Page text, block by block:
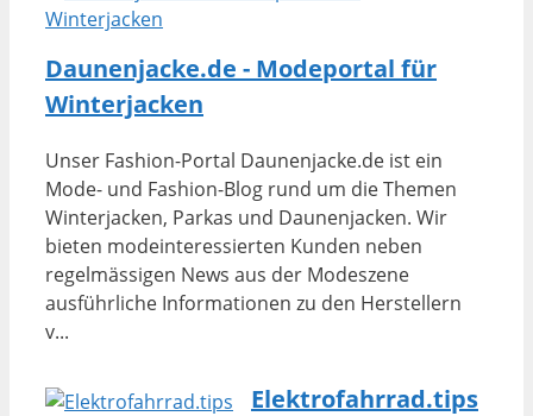
Daunenjacke.de - Modeportal für
Winterjacken
Unser Fashion-Portal Daunenjacke.de ist ein
Mode- und Fashion-Blog rund um die Themen
Winterjacken, Parkas und Daunenjacken. Wir
bieten modeinteressierten Kunden neben
regelmässigen News aus der Modeszene
ausführliche Informationen zu den Herstellern
v...
Elektrofahrrad.tips